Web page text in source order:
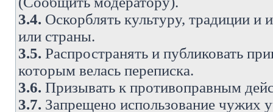
3.4. Оскорблять культуру, традиции
или страны.
3.5. Распространять и публиковать
которым велась переписка.
3.6. Призывать к противоправным
3.7. Запрещено использование чужих